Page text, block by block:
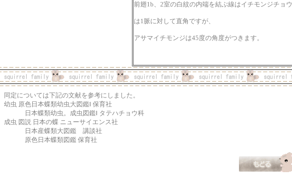
前翅1b、2室の白紋の内端を結ぶ線はイチモンジチョウ
は1脈に対して直角ですが、
アサマイチモンジは45度の角度がつきます。
同定については下記の文献を参考にしました。
幼虫 原色日本蝶類幼虫大図鑑Ⅰ 保育社
日本蝶類幼虫。成虫図鑑Ⅰ タテハチョウ科
成虫 図説 日本の蝶 ニューサイエンス社
日本産蝶類大図鑑 講談社
原色日本蝶類図鑑 保育社